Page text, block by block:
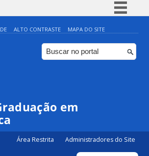
Simplifique!
Comunica BR
Participe
Canais
ALTO CONTRASTE MAPA DO SITE
em
Área Restrita Administradores do Site